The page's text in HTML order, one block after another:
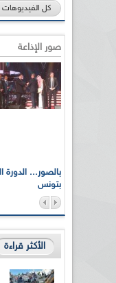
كل الفيديوهات
صور الإذاعة
بتونس
الأكثر قراءة